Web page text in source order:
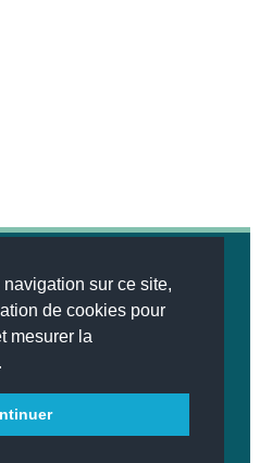
sur ce site,
de cookies pour
mesurer la